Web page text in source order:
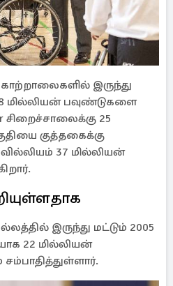
இருந்து
மில்லியன் பவுண்டுகளை
சிறைச்சாலைக்கு 25
குத்தகைக்கு
37 மில்லியன்
இருந்து மட்டும் 2005
22 மில்லியன்